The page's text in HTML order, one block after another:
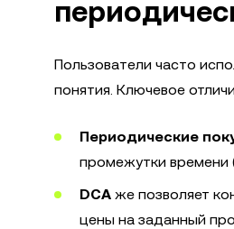
Пользователи часто
понятия. Ключевое
Периодические
промежутки времени
DCA же позволяет
цены на заданный